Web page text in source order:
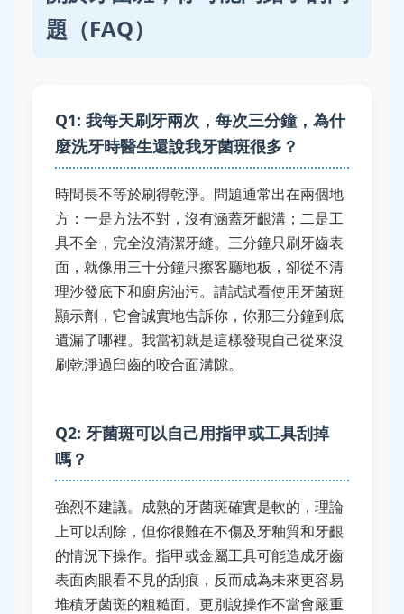
題（FAQ）
Q1: 我每天刷牙兩次，每次三分鐘，為什
麼洗牙時醫生還說我牙菌斑很多？
時間長不等於刷得乾淨。問題通常出在兩個地
方：一是方法不對，沒有涵蓋牙齦溝；二是工
具不全，完全沒清潔牙縫。三分鐘只刷牙齒表
面，就像用三十分鐘只擦客廳地板，卻從不清
理沙發底下和廚房油污。請試試看使用牙菌斑
顯示劑，它會誠實地告訴你，你那三分鐘到底
遺漏了哪裡。我當初就是這樣發現自己從來沒
刷乾淨過臼齒的咬合面溝隙。
Q2: 牙菌斑可以自己用指甲或工具刮掉
嗎？
強烈不建議。成熟的牙菌斑確實是軟的，理論
上可以刮除，但你很難在不傷及牙釉質和牙齦
的情況下操作。指甲或金屬工具可能造成牙齒
表面肉眼看不見的刮痕，反而成為未來更容易
堆積牙菌斑的粗糙面。更別說操作不當會嚴重